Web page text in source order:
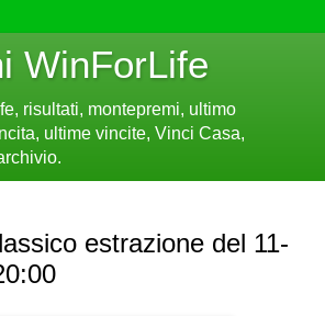
WinForLife
risultati, montepremi, ultimo
ultime vincite, Vinci Casa,
estrazione del 11-